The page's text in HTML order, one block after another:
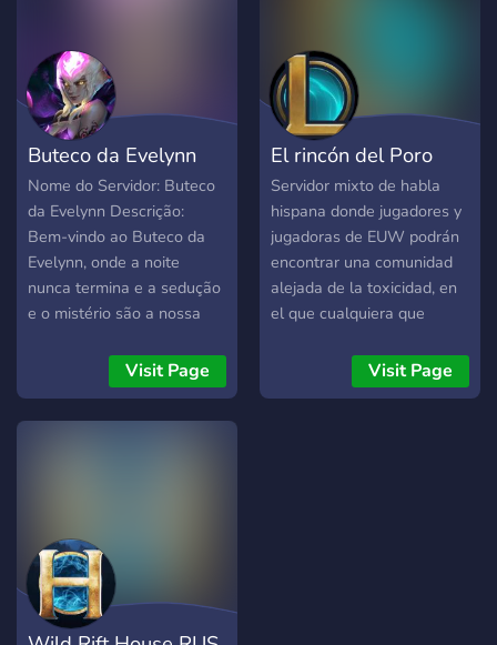
Buteco da Evelynn
Nome do Servidor: Buteco
da Evelynn Descrição:
Bem-vindo ao Buteco da
Evelynn, onde a noite
nunca termina e a sedução
e o mistério são a nossa
refúgio perfeito para todos
os amantes de League of
Legends. Neste cantinho
muito mais. 🎤 Calls para
Partidas: Coordene jogos
em League of Legends e
Wild Rift em nosso canal
Visit Page
El rincón del Poro
Servidor mixto de habla
hispana donde jugadores y
jugadoras de EUW podrán
encontrar una comunidad
alejada de la toxicidad, en
el que cualquiera que
agradable, divertido y con
diversidad pueda disfrutar
Visit Page